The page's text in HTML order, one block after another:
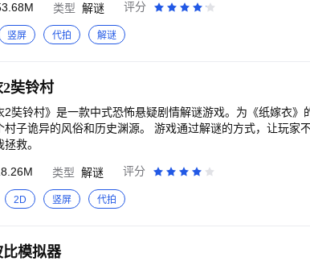
经典民俗电影的感觉。
类型 解谜 评分
竖屏 代拍 解谜
奘铃村
2奘铃村》是一款中式恐怖悬疑剧情解谜游戏。为《纸嫁衣
村子诡异的风俗和历史渊源。 游戏通过解谜的方式，让玩家
救。
类型 解谜 评分
2D 竖屏 代拍
模拟器